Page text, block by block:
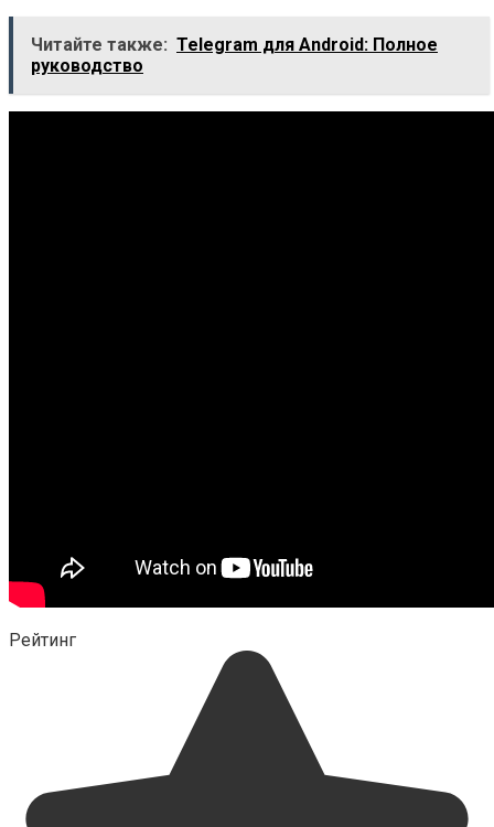
Читайте также: Telegram для Android: Полное
руководство
Рейтинг